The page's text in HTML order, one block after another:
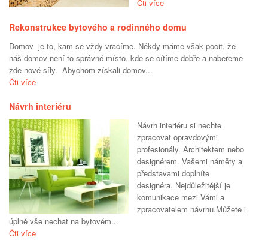
Čti více
Rekonstrukce bytového a rodinného domu
Domov je to, kam se vždy vracíme. Někdy máme však pocit, že
náš domov není to správné místo, kde se cítíme dobře a nabereme
zde nové síly. Abychom získali domov...
Čti více
Návrh interiéru
Návrh interiéru si nechte
zpracovat opravdovými
profesionály. Architektem nebo
designérem. Vašemi náměty a
představami doplníte
designéra. Nejdůležitější je
komunikace mezi Vámi a
zpracovatelem návrhu.Můžete i
úplně vše nechat na bytovém...
Čti více